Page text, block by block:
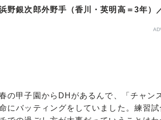
野銀次郎外野手（香川・英明高＝3年）
の甲子園からDHがあるんで、「チャン
にバッティングをしていました。練習